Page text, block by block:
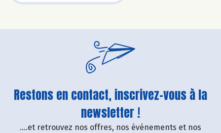
Restons en contact, inscrivez-vous à la
newsletter !
....et retrouvez nos offres, nos événements et nos